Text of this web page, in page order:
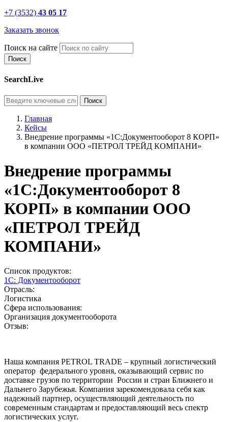
+7 (3532) 43 05 17
Заказать звонок
Поиск на сайте
SearchLive
Главная
Кейсы
Внедрение программы «1С:Документооборот 8 КОРП»
в компании ООО «ПЕТРОЛ ТРЕЙД КОМПАНИ»
Внедрение программы
«1С:Документооборот 8
КОРП» в компании ООО
«ПЕТРОЛ ТРЕЙД
КОМПАНИ»
Список продуктов:
1С: Документооборот
Отрасль:
Логистика
Сфера использования:
Организация документооборота
Отзыв:
Наша компания PETROL TRADE – крупный логистический
оператор федерального уровня, оказывающий сервис по
доставке грузов по территории России и стран Ближнего и
Дальнего Зарубежья. Компания зарекомендовала себя как
надежный партнер, осуществляющий деятельность по
современным стандартам и предоставляющий весь спектр
логистических услуг.